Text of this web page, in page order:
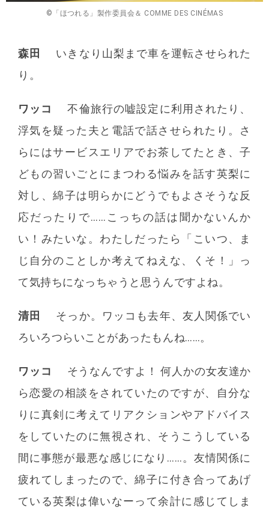
©「ほつれる」製作委員会＆ COMME DES CINÉMAS
森田
いきなり山梨まで車を運転させられた
り。
ワッコ
不倫旅行の嘘設定に利用されたり、
浮気を疑った夫と電話で話させられたり。さ
らにはサービスエリアでお茶してたとき、子
どもの習いごとにまつわる悩みを話す英梨に
対し、綿子は明らかにどうでもよさそうな反
応だったりで……こっちの話は聞かないんか
い！みたいな。わたしだったら「こいつ、ま
じ自分のことしか考えてねえな、くそ！」っ
て気持ちになっちゃうと思うんですよね。
清田
そっか。ワッコも去年、友人関係でい
ろいろつらいことがあったもんね……。
ワッコ
そうなんですよ！ 何人かの女友達か
ら恋愛の相談をされていたのですが、自分な
りに真剣に考えてリアクションやアドバイス
をしていたのに無視され、そうこうしている
間に事態が最悪な感じになり……。友情関係に
疲れてしまったので、綿子に付き合ってあげ
ている英梨は偉いなーって余計に感じてしま